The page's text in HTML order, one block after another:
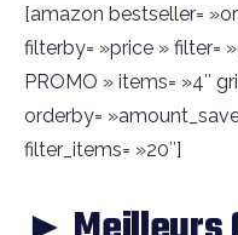
[amazon bestseller=
filterby= »price » filter=
PROMO » items= »4″
orderby=
filter_items= »20″]